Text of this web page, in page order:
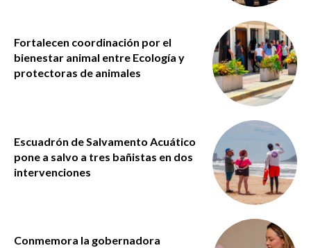
Fortalecen coordinación por el
bienestar animal entre Ecología y
protectoras de animales
Escuadrón de Salvamento Acuático
pone a salvo a tres bañistas en dos
intervenciones
Conmemora la gobernadora